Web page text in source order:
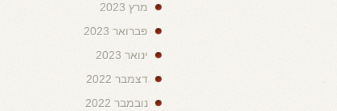
מרץ 2023
פברואר 2023
ינואר 2023
דצמבר 2022
נובמבר 2022